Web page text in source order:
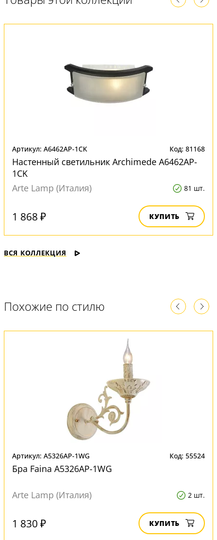
Артикул: A6462AP-1CK Код: 81168
Настенный светильник Archimede A6462AP-
1CK
Arte Lamp (Италия)
81 шт.
1 868 ₽ КУПИТЬ
ВСЯ КОЛЛЕКЦИЯ
Похожие по стилю
Артикул: A5326AP-1WG Код: 55524
Бра Faina A5326AP-1WG
Arte Lamp (Италия) 2 шт.
1 830 ₽ КУПИТЬ